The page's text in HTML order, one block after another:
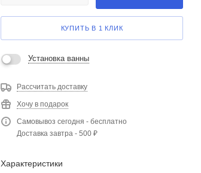
КУПИТЬ В 1 КЛИК
Установка ванны
Рассчитать доставку
Хочу в подарок
Самовывоз сегодня - бесплатно
Доставка завтра - 500 ₽
Характеристики